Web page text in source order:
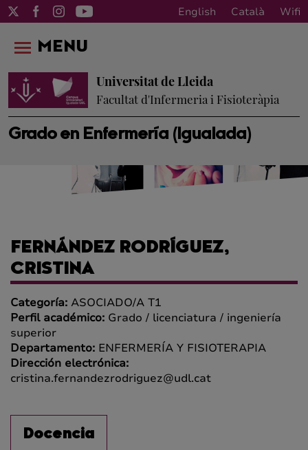
English Català Wifi
Grado en Enfermería (Igualada)
Universitat de Lleida
Facultat d'Infermeria i Fisioteràpia
MENU
FERNÁNDEZ RODRÍGUEZ,
CRISTINA
Categoría: ASOCIADO/A T1
Perfil académico: Grado / licenciatura / ingeniería
superior
Departamento: ENFERMERÍA Y FISIOTERAPIA
Dirección electrónica:
cristina.fernandezrodriguez@udl.cat
Docencia